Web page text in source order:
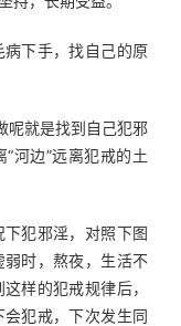
下手，找自己的原
呢就是找到自己犯邪
河边”远离犯戒的土
犯邪淫，对照下图
时，熬夜，生活不
样的犯戒规律后，
犯戒，下次发生同